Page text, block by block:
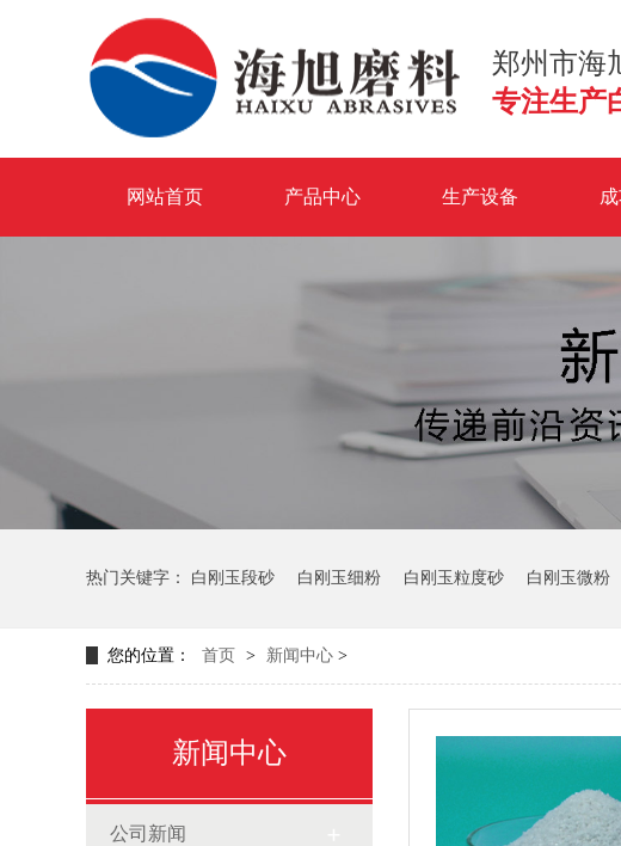
郑州市海
专注生产
网站首页 产品中心 生产设备
热门关键字： 白刚玉段砂 白刚玉细粉 白刚玉粒度砂 白刚玉微粉
您的位置： 首页 > 新闻中心 >
新闻中心
公司新闻